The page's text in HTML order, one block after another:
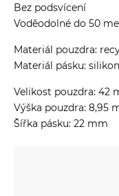
Bez podsvícení
Voděodolné do 50
Materiál pouzdra:
Materiál pásku: silikon
Velikost pouzdra: 42
Výška pouzdra: 8,95
Šířka pásku: 22 mm